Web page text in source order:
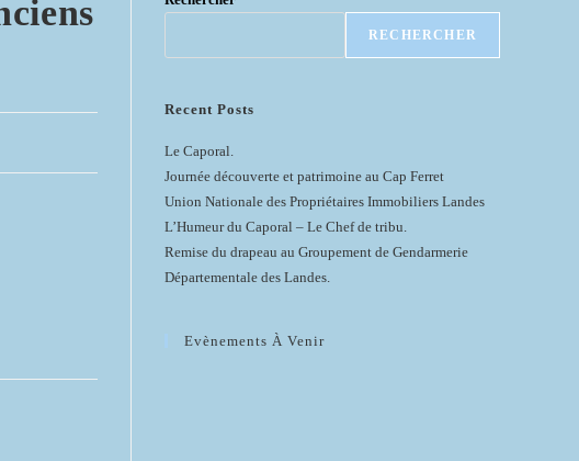
RECHERCHER
Recent Posts
Le Caporal.
Journée découverte et patrimoine au Cap Ferret
Union Nationale des Propriétaires Immobiliers Landes
L’Humeur du Caporal – Le Chef de tribu.
Remise du drapeau au Groupement de Gendarmerie
Départementale des Landes.
Evènements À Venir